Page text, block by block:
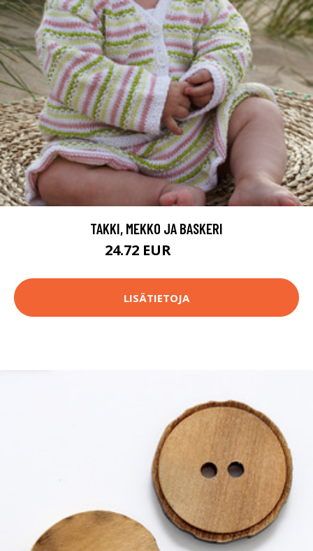
TAKKI, MEKKO JA BASKERI
24.72 EUR
LISÄTIETOJA